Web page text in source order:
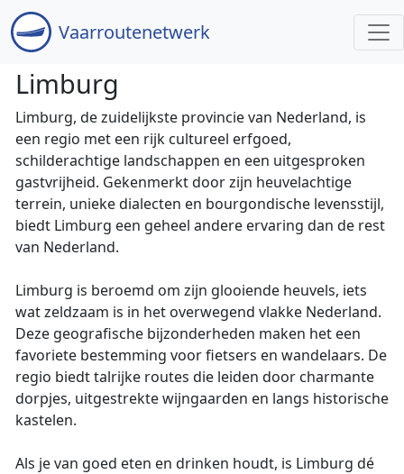
Vaarroutenetwerk
Limburg
Limburg, de zuidelijkste provincie van Nederland, is
een regio met een rijk cultureel erfgoed,
schilderachtige landschappen en een uitgesproken
gastvrijheid. Gekenmerkt door zijn heuvelachtige
terrein, unieke dialecten en bourgondische levensstijl,
biedt Limburg een geheel andere ervaring dan de rest
van Nederland.
Limburg is beroemd om zijn glooiende heuvels, iets
wat zeldzaam is in het overwegend vlakke Nederland.
Deze geografische bijzonderheden maken het een
favoriete bestemming voor fietsers en wandelaars. De
regio biedt talrijke routes die leiden door charmante
dorpjes, uitgestrekte wijngaarden en langs historische
kastelen.
Als je van goed eten en drinken houdt, is Limburg dé